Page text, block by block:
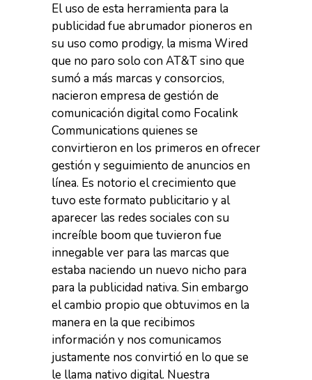
El uso de esta herramienta para la
publicidad fue abrumador pioneros en
su uso como prodigy, la misma Wired
que no paro solo con AT&T sino que
sumó a más marcas y consorcios,
nacieron empresa de gestión de
comunicación digital como Focalink
Communications quienes se
convirtieron en los primeros en ofrecer
gestión y seguimiento de anuncios en
línea. Es notorio el crecimiento que
tuvo este formato publicitario y al
aparecer las redes sociales con su
increíble boom que tuvieron fue
innegable ver para las marcas que
estaba naciendo un nuevo nicho para
para la publicidad nativa. Sin embargo
el cambio propio que obtuvimos en la
manera en la que recibimos
información y nos comunicamos
justamente nos convirtió en lo que se
le llama nativo digital. Nuestra